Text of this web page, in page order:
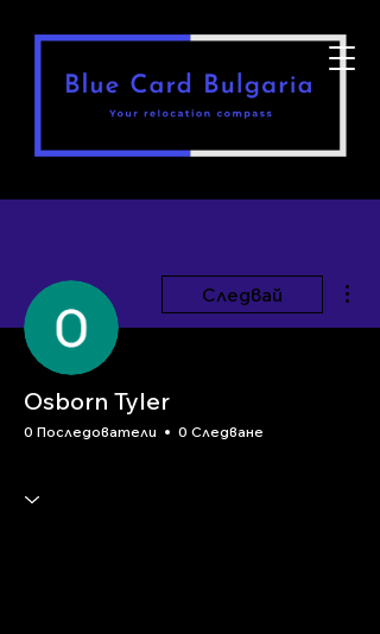
Следвай
Osborn Tyler
0 Последователи 0 Следване